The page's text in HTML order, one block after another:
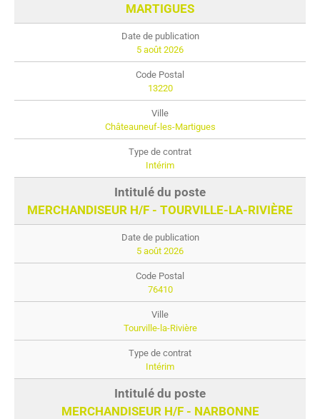
MARTIGUES
5 août 2026
13220
Châteauneuf-les-Martigues
Intérim
MERCHANDISEUR H/F - TOURVILLE-LA-RIVIÈRE
5 août 2026
76410
Tourville-la-Rivière
Intérim
MERCHANDISEUR H/F - NARBONNE